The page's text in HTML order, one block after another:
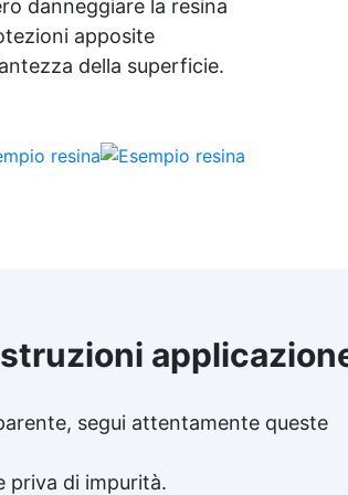
danneggiare la resina
apposite
della superficie.
, segui attentamente queste
priva di impurità.